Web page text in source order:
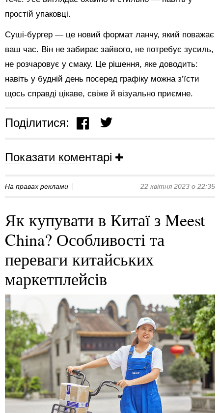
простій упаковці.
Суші-бургер — це новий формат ланчу, який поважає
ваш час. Він не забирає зайвого, не потребує зусиль,
не розчаровує у смаку. Це рішення, яке доводить:
навіть у будній день посеред графіку можна з’їсти
щось справді цікаве, свіже й візуально приємне.
Поділитися:
Показати коментарі
На правах реклами 22 квітня 2023 о 22:35
Як купувати в Китаї з Meest
China? Особливості та
переваги китайських
маркетплейсів